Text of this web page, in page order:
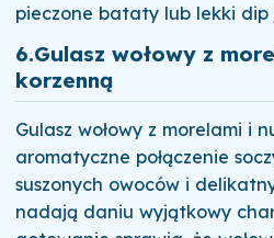
pieczone bataty lub lekki dip
6.Gulasz wołowy z
korzenną
Gulasz wołowy z morelami i
aromatyczne połączenie
suszonych owoców i
nadają daniu wyjątkowy